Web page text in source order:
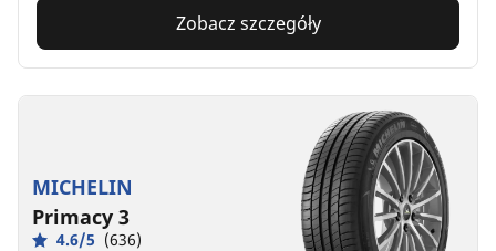
Zobacz szczegóły
MICHELIN
Primacy 3
4.6/5 (636)